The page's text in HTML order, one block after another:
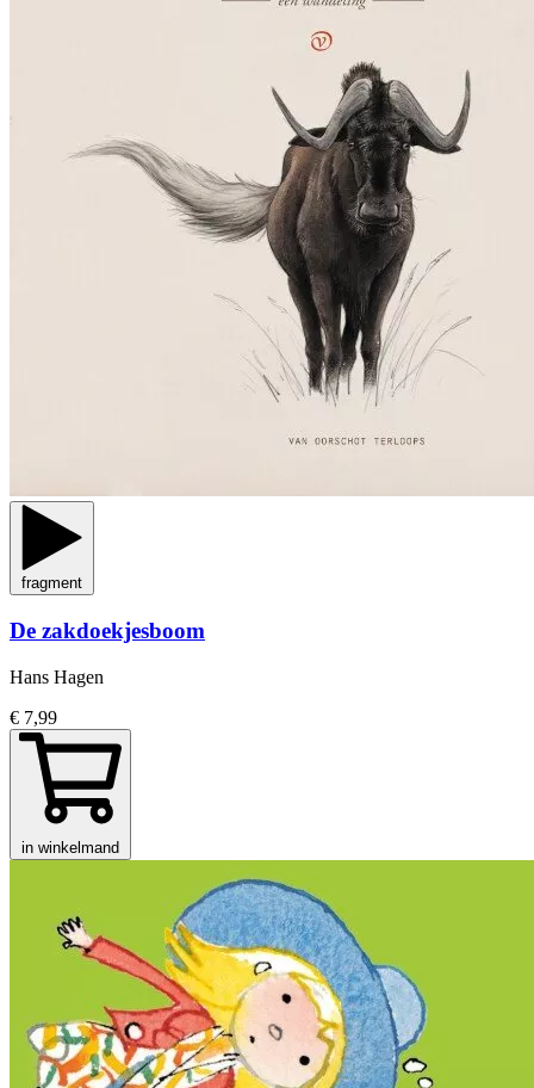
fragment
De zakdoekjesboom
Hans Hagen
€ 7,99
in winkelmand